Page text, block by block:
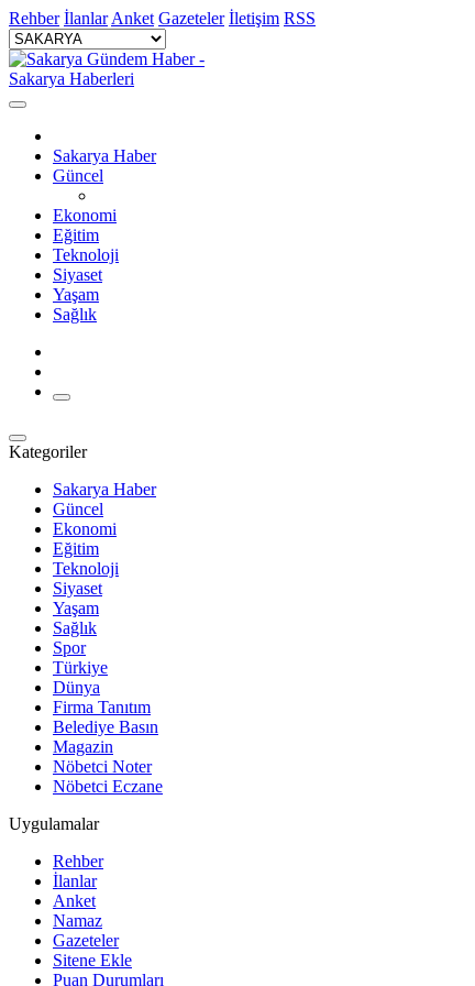
Rehber İlanlar Anket Gazeteler İletişim RSS
Sakarya Haber
Güncel
Ekonomi
Eğitim
Teknoloji
Siyaset
Yaşam
Sağlık
Kategoriler
Sakarya Haber
Güncel
Ekonomi
Eğitim
Teknoloji
Siyaset
Yaşam
Sağlık
Spor
Türkiye
Dünya
Firma Tanıtım
Belediye Basın
Magazin
Nöbetci Noter
Nöbetci Eczane
Uygulamalar
Rehber
İlanlar
Anket
Namaz
Gazeteler
Sitene Ekle
Puan Durumları